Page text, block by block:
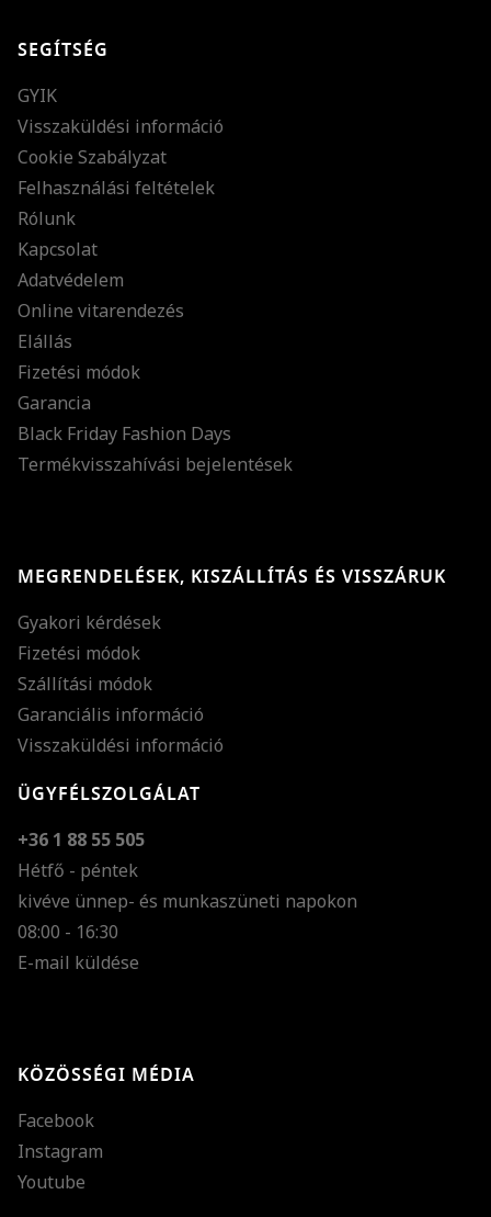
SEGÍTSÉG
GYIK
Visszaküldési információ
Cookie Szabályzat
Felhasználási feltételek
Rólunk
Kapcsolat
Adatvédelem
Online vitarendezés
Elállás
Fizetési módok
Garancia
Black Friday Fashion Days
Termékvisszahívási bejelentések
MEGRENDELÉSEK, KISZÁLLÍTÁS ÉS VISSZÁRUK
Gyakori kérdések
Fizetési módok
Szállítási módok
Garanciális információ
Visszaküldési információ
ÜGYFÉLSZOLGÁLAT
+36 1 88 55 505
Hétfő - péntek
kivéve ünnep- és munkaszüneti napokon
08:00 - 16:30
E-mail küldése
KÖZÖSSÉGI MÉDIA
Facebook
Instagram
Youtube